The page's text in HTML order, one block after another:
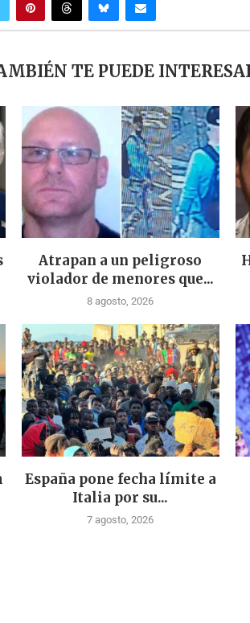
TE PUEDE
Atrapan a un peligroso
violador de menores que...
8 agosto, 2026
España pone fecha límite a
Italia por su...
7 agosto, 2026